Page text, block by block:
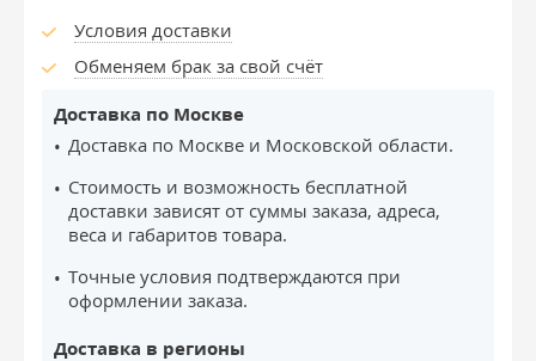
Условия доставки
Обменяем брак за свой счёт
Доставка по Москве
Доставка по Москве и Московской области.
Стоимость и возможность бесплатной
доставки зависят от суммы заказа, адреса,
веса и габаритов товара.
Точные условия подтверждаются при
оформлении заказа.
Доставка в регионы